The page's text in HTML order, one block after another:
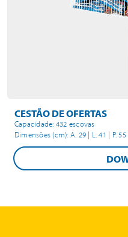
CESTÃO DE OFERTAS
Capacidade: 432 escovas
Dimensões (cm): A. 29 | L. 41 | P. 55